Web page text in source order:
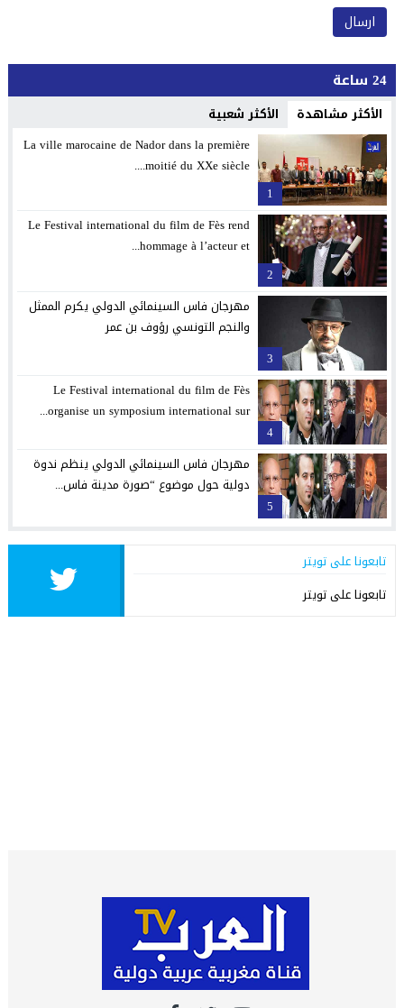
24 ساعة
الأكثر مشاهدة الأكثر شعبية
1
La ville marocaine de Nador dans la première
moitié du XXe siècle....
2
Le Festival international du film de Fès rend
hommage à l’acteur et...
3
مهرجان فاس السينمائي الدولي يكرم الممثل
والنجم التونسي رؤوف بن عمر
4
Le Festival international du film de Fès
organise un symposium international sur...
5
مهرجان فاس السينمائي الدولي ينظم ندوة
دولية حول موضوع “صورة مدينة فاس...
تابعونا على تويتر
تابعونا على تويتر